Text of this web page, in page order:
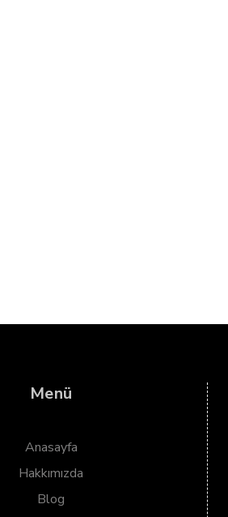
Menü
Anasayfa
Hakkımızda
Blog